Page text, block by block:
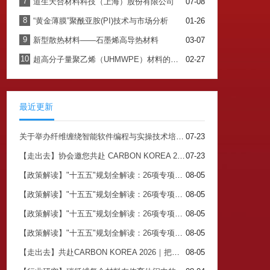
8 01-26
“黄金薄膜”聚酰亚胺(PI)技术与市场分析
9 03-07
新型散热材料——石墨烯高导热材料
10 02-27
超高分子量聚乙烯（UHMWPE）材料的最新应用与未来展望
最近更新
07-23
关于举办纤维缠绕智能软件编程与实操技术培训班的通知
07-23
【走出去】协会邀您共赴 CARBON KOREA 2026 搭建中韩碳产业对接核心平台
08-05
【政策解读】"十五五"规划全解读：26项专项规划背后的关注点与市场机会（四）
08-05
【政策解读】"十五五"规划全解读：26项专项规划背后的关注点与市场机会（三）
08-05
【政策解读】"十五五"规划全解读：26项专项规划背后的关注点与市场机会（二）
08-05
【政策解读】"十五五"规划全解读：26项专项规划背后的关注点与市场机会（一）
08-05
【走出去】共赴CARBON KOREA 2026｜把握中韩碳产业对接市场机遇